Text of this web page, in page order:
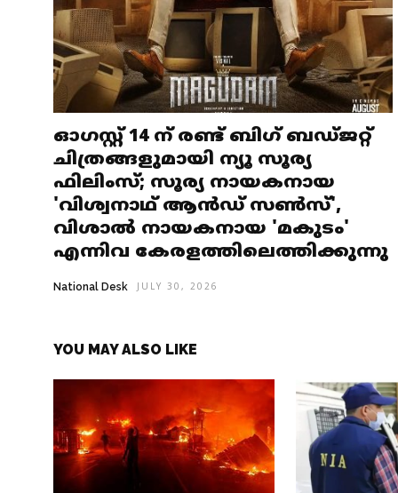
ഓഗസ്റ്റ് 14 ന് രണ്ട് ബിഗ് ബഡ്ജറ്റ്
ചിത്രങ്ങളുമായി ന്യൂ സൂര്യ
ഫിലിംസ്; സൂര്യ നായകനായ
'വിശ്വനാഥ് ആൻഡ് സൺസ്',
വിശാൽ നായകനായ 'മകുടം'
എന്നിവ കേരളത്തിലെത്തിക്കുന്നു
National Desk JULY 30, 2026
YOU MAY ALSO LIKE